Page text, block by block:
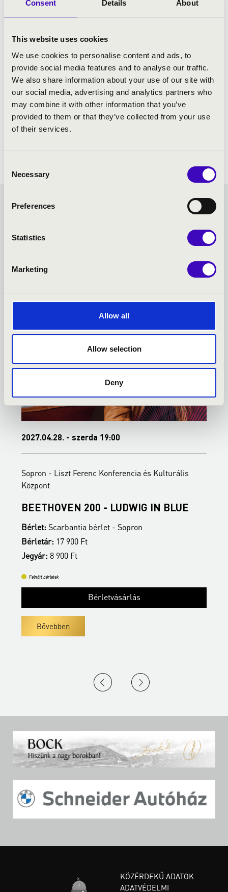
Consent Details About
This website uses cookies
We use cookies to personalise content and ads, to
provide social media features and to analyse our traffic.
We also share information about your use of our site with
our social media, advertising and analytics partners who
may combine it with other information that you’ve
provided to them or that they’ve collected from your use
of their services.
Selection
Necessary
Preferences
Statistics
Marketing
Allow all
Allow selection
Deny
SCARBANTIA BÉRLET -
SOPRON - TOVÁBBI
2027.04.28. - szerda 19:00
Sopron - Liszt Ferenc Konferencia és Kulturális
Központ
BEETHOVEN 200 - LUDWIG IN BLUE
Bérlet: Scarbantia bérlet - Sopron
Bérletár: 17 900 Ft
Jegyár: 8 900 Ft
Felnőtt bérletek
Bérletvásárlás
Bővebben
KÖZÉRDEKŰ ADATOK
ADATVÉDELMI